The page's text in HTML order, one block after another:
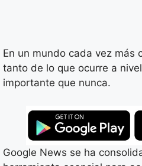
En un mundo cada vez más
tanto de lo que ocurre a
importante que nunca.
Google News se ha